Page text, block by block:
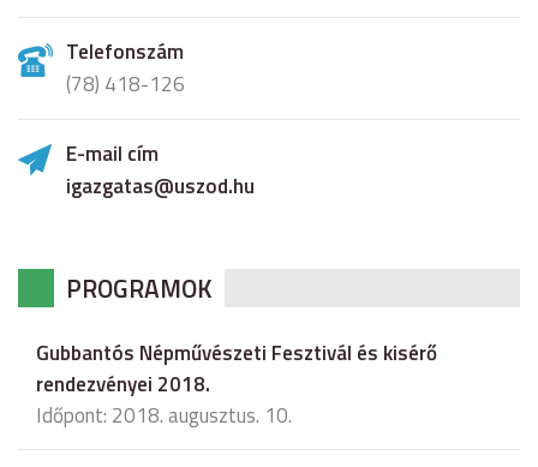
Telefonszám
(78) 418-126
E-mail cím
igazgatas@uszod.hu
PROGRAMOK
Gubbantós Népművészeti Fesztivál és kisérő
rendezvényei 2018.
Időpont: 2018. augusztus. 10.